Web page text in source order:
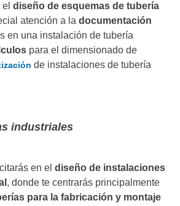
diseño de esquemas de tubería
atención a la documentación
en una instalación de tubería
para el dimensionado de
de instalaciones de tubería
industriales
en el diseño de instalaciones
, donde te centrarás principalmente
para la fabricación y montaje